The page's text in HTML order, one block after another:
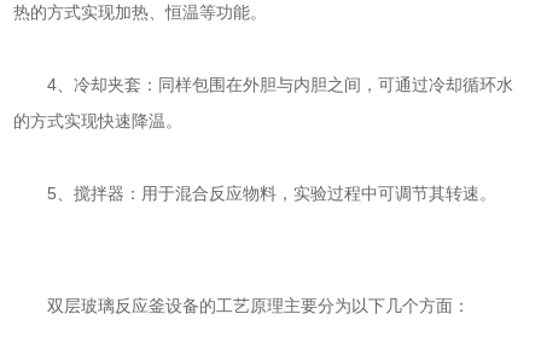
热的方式实现加热、恒温等功能。
4、冷却夹套：同样包围在外胆与内胆之间，可通过冷却循环水
的方式实现快速降温。
5、搅拌器：用于混合反应物料，实验过程中可调节其转速。
双层玻璃反应釜设备的工艺原理主要分为以下几个方面：